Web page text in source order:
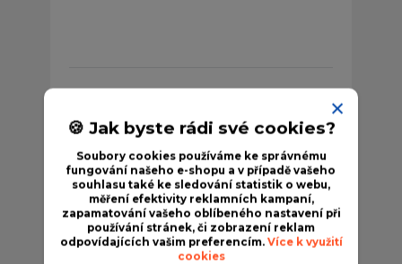
koberec RB Stone - RB-EPOX 205
345 Kč/ks
285 Kčbez DPH
Skladem
Přidat do košíku
🍪 Jak byste rádi své cookies?
Soubory cookies používáme ke správnému
fungování našeho e-shopu a v případě vašeho
souhlasu také ke sledování statistik o webu,
měření efektivity reklamních kampaní,
zapamatování vašeho oblíbeného nastavení při
používání stránek, či zobrazení reklam
odpovídajících vašim preferencím. Více k využití
cookies